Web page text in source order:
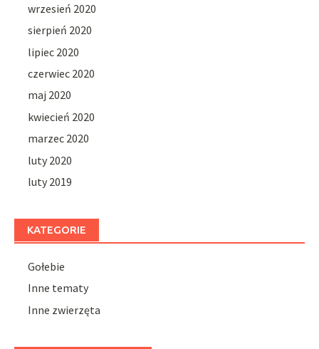
wrzesień 2020
sierpień 2020
lipiec 2020
czerwiec 2020
maj 2020
kwiecień 2020
marzec 2020
luty 2020
luty 2019
KATEGORIE
Gołebie
Inne tematy
Inne zwierzęta